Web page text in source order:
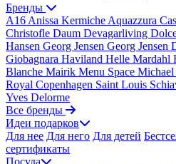
Бренды
A16 Anissa Kermiche Aquazzura
Christofle Daum Devagarliving
Hansen Georg Jensen Georg Jensen
Giobagnara Haviland Helle Mardahl
Blanche Mairik Menu Space
Royal Copenhagen Saint Louis
Yves Delorme
Все бренды
Идеи подарков
Для нее Для него Для детей
сертификаты
Посуда